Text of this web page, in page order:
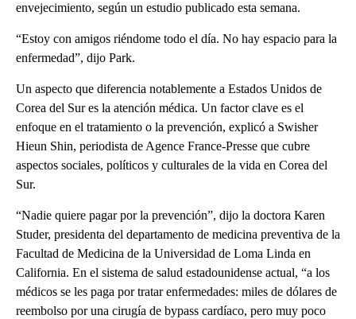
envejecimiento, según un estudio publicado esta semana.
“Estoy con amigos riéndome todo el día. No hay espacio para la
enfermedad”, dijo Park.
Un aspecto que diferencia notablemente a Estados Unidos de
Corea del Sur es la atención médica. Un factor clave es el
enfoque en el tratamiento o la prevención, explicó a Swisher
Hieun Shin, periodista de Agence France-Presse que cubre
aspectos sociales, políticos y culturales de la vida en Corea del
Sur.
“Nadie quiere pagar por la prevención”, dijo la doctora Karen
Studer, presidenta del departamento de medicina preventiva de la
Facultad de Medicina de la Universidad de Loma Linda en
California. En el sistema de salud estadounidense actual, “a los
médicos se les paga por tratar enfermedades: miles de dólares de
reembolso por una cirugía de bypass cardíaco, pero muy poco